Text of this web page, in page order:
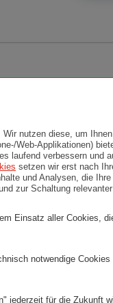
nutzen diese, um
Web-Applikationen)
laufend verbessern und
setzen wir erst nach
und Analysen, die
zur Schaltung
Einsatz aller Cookies,
notwendige
jederzeit für die Zukunft